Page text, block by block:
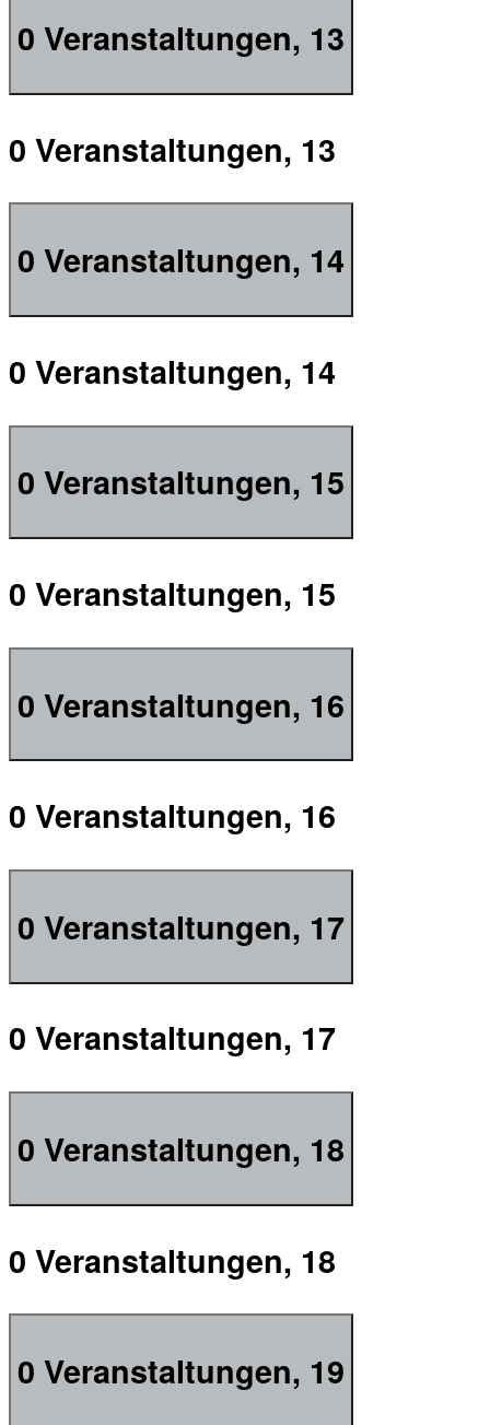
0 Veranstaltungen, 13
0 Veranstaltungen, 13
0 Veranstaltungen, 14
0 Veranstaltungen, 14
0 Veranstaltungen, 15
0 Veranstaltungen, 15
0 Veranstaltungen, 16
0 Veranstaltungen, 16
0 Veranstaltungen, 17
0 Veranstaltungen, 17
0 Veranstaltungen, 18
0 Veranstaltungen, 18
0 Veranstaltungen, 19